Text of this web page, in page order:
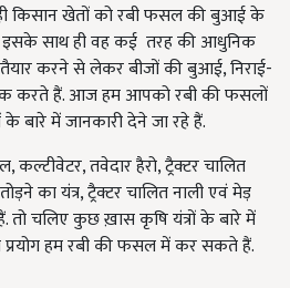
किसान खेतों को रबी फसल की बुआई के
साथ ही वह कई तरह की आधुनिक
करने से लेकर बीजों की बुआई, निराई-
करते हैं. आज हम आपको रबी की फसलों
बारे में जानकारी देने जा रहे हैं.
कल्टीवेटर, तवेदार हैरो, ट्रैक्टर चालित
का यंत्र, ट्रैक्टर चालित नाली एवं मेड़
तो चलिए कुछ ख़ास कृषि यंत्रों के बारे में
प्रयोग हम रबी की फसल में कर सकते हैं.